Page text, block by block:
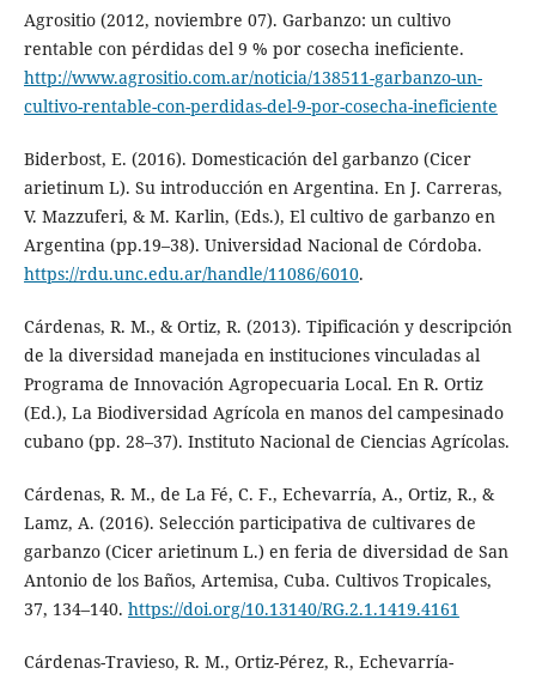
Agrositio (2012, noviembre 07). Garbanzo: un cultivo
rentable con pérdidas del 9 % por cosecha ineficiente.
http://www.agrositio.com.ar/noticia/138511-garbanzo-un-
cultivo-rentable-con-perdidas-del-9-por-cosecha-ineficiente
Biderbost, E. (2016). Domesticación del garbanzo (Cicer
arietinum L). Su introducción en Argentina. En J. Carreras,
V. Mazzuferi, & M. Karlin, (Eds.), El cultivo de garbanzo en
Argentina (pp.19–38). Universidad Nacional de Córdoba.
https://rdu.unc.edu.ar/handle/11086/6010.
Cárdenas, R. M., & Ortiz, R. (2013). Tipificación y descripción
de la diversidad manejada en instituciones vinculadas al
Programa de Innovación Agropecuaria Local. En R. Ortiz
(Ed.), La Biodiversidad Agrícola en manos del campesinado
cubano (pp. 28–37). Instituto Nacional de Ciencias Agrícolas.
Cárdenas, R. M., de La Fé, C. F., Echevarría, A., Ortiz, R., &
Lamz, A. (2016). Selección participativa de cultivares de
garbanzo (Cicer arietinum L.) en feria de diversidad de San
Antonio de los Baños, Artemisa, Cuba. Cultivos Tropicales,
37, 134–140. https://doi.org/10.13140/RG.2.1.1419.4161
Cárdenas-Travieso, R. M., Ortiz-Pérez, R., Echevarría-